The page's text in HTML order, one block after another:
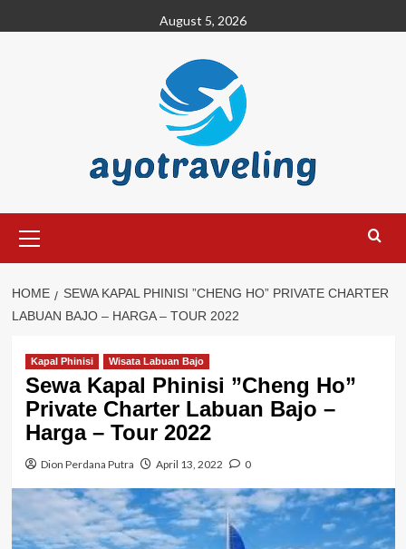
to
August 5, 2026
Menu
HOME
SEWA KAPAL PHINISI ”CHENG HO” PRIVATE CHARTER
LABUAN BAJO – HARGA – TOUR 2022
Kapal Phinisi Wisata Labuan Bajo
Sewa Kapal Phinisi ”Cheng Ho”
Private Charter Labuan Bajo –
Harga – Tour 2022
Dion Perdana Putra April 13, 2022 0